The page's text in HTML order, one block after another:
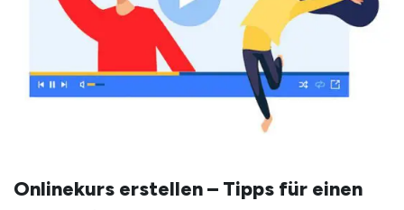
Onlinekurs erstellen – Tipps für einen